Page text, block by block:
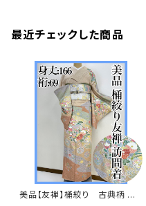
最近チェックした商品
美品【友禅】桶絞り 古典柄 訪